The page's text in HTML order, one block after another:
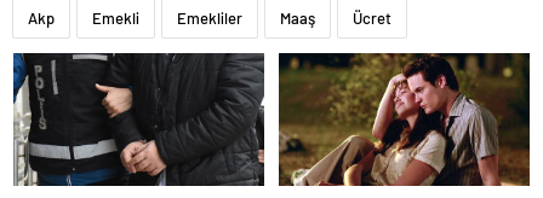
Akp Emekli Emekliler Maaş Ücret